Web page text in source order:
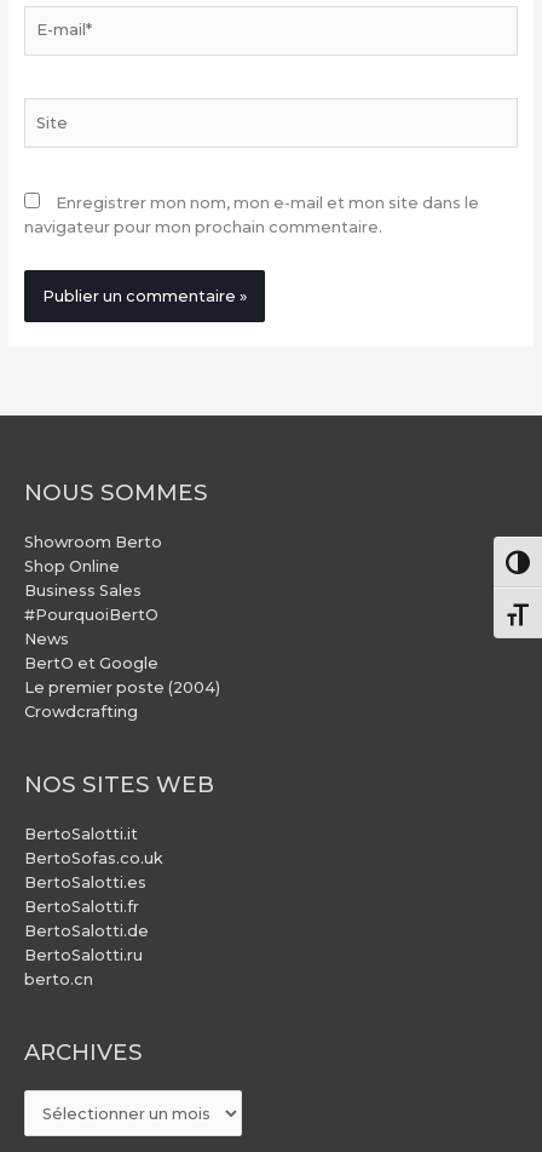
mail*
Enregistrer mon nom, mon e-mail et mon site dans le
navigateur pour mon prochain commentaire.
NOUS SOMMES
Showroom Berto
Shop Online
Business Sales
#PourquoiBertO
News
BertO et Google
Le premier poste (2004)
Crowdcrafting
NOS SITES WEB
BertoSalotti.it
BertoSofas.co.uk
BertoSalotti.es
BertoSalotti.fr
BertoSalotti.de
BertoSalotti.ru
berto.cn
ARCHIVES
ARCHIVES